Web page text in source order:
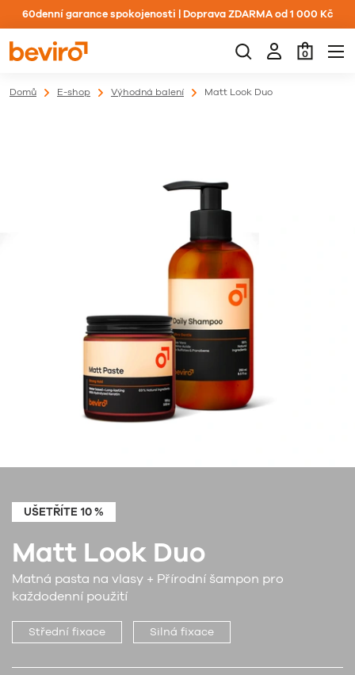
60denní garance spokojenosti | Doprava ZDARMA od 1 000 Kč
0
Domů E-shop Výhodná balení Matt Look Duo
UŠETŘÍTE 10 %
Matt Look Duo
Matná pasta na vlasy + Přírodní šampon pro
každodenní použití
Střední fixace Silná fixace